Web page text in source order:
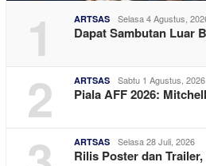
1 ARTSAS Selasa 4 Agustus,
Dapat Sambutan Luar
2 ARTSAS Sabtu 1 Agustus, 2026
Piala AFF 2026:
ARTSAS Selasa 28 Juli, 2026
Rilis Poster dan